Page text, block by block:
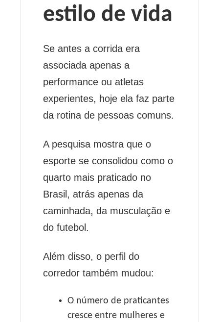
estilo de vida
Se antes a corrida era
associada apenas a
performance ou atletas
experientes, hoje ela faz parte
da rotina de pessoas comuns.
A pesquisa mostra que o
esporte se consolidou como o
quarto mais praticado no
Brasil, atrás apenas da
caminhada, da musculação e
do futebol.
Além disso, o perfil do
corredor também mudou:
O número de praticantes
cresce entre mulheres e